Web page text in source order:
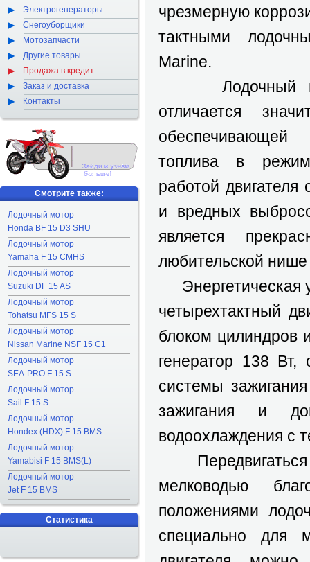
чрезмерную
тактными
Marine.
Лодочный
отличается
топлива в
работой
и вредных
является
любительской
Энергетическая
четырехтактный
блоком цилиндров
генератор 138 Вт,
системы
зажигания и
водоохлаждения с
Передвигаться
мелководью
положениями
специально для
Электрогенераторы
Снегоуборщики
Мотозапчасти
Другие товары
Продажа в кредит
Заказ и доставка
Контакты
Смотрите также:
Лодочный мотор
Honda BF 15 D3 SHU
Лодочный мотор
Yamaha F 15 CMHS
Лодочный мотор
Suzuki DF 15 AS
Лодочный мотор
Tohatsu MFS 15 S
Лодочный мотор
Nissan Marine NSF 15 C1
Лодочный мотор
SEA-PRO F 15 S
Лодочный мотор
Sail F 15 S
Лодочный мотор
Hondex (HDX) F 15 BMS
Лодочный мотор
Yamabisi F 15 BMS(L)
Лодочный мотор
Jet F 15 BMS
Статистика